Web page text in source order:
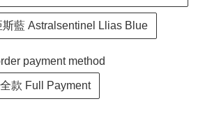
藍 Astralsentinel Llias Blue
payment method
全款 Full Payment